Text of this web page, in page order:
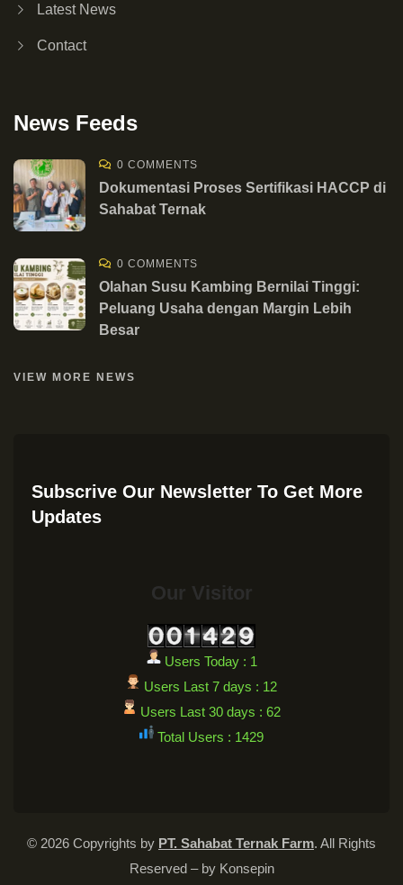
Latest News
Contact
News Feeds
0 COMMENTS
Dokumentasi Proses Sertifikasi HACCP di
Sahabat Ternak
0 COMMENTS
Olahan Susu Kambing Bernilai Tinggi:
Peluang Usaha dengan Margin Lebih
Besar
VIEW MORE NEWS
Subscrive Our Newsletter To Get More
Updates
Our Visitor
Users Today : 1
Users Last 7 days : 12
Users Last 30 days : 62
Total Users : 1429
© 2026 Copyrights by PT. Sahabat Ternak Farm. All Rights
Reserved – by Konsepin